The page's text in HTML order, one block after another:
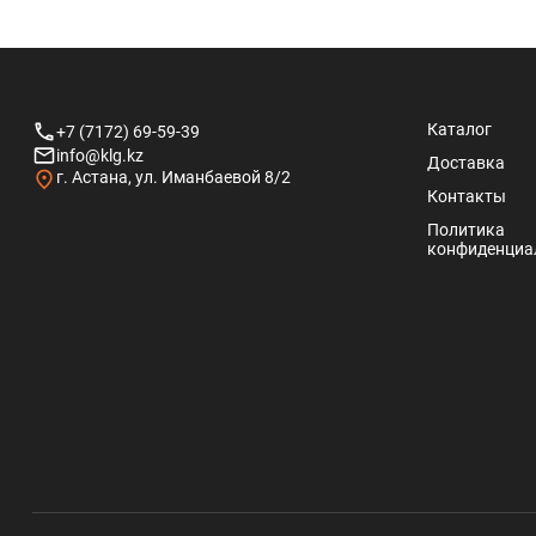
+7 (7172) 69-59-39
info@klg.kz
г. Астана, ул. Иманбаевой 8/2
Каталог
Доставка
Контакты
Политика